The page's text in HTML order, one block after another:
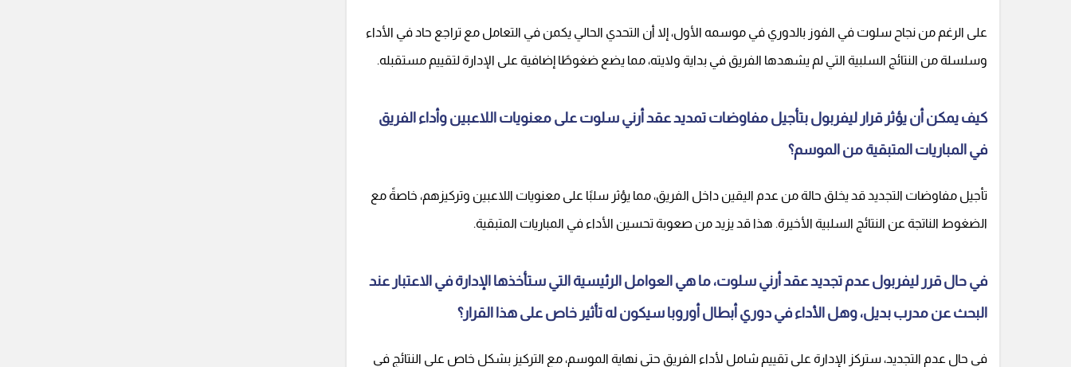
على الرغم من نجاح سلوت في الفوز بالدوري في موسمه الأول، إلا أن التحدي الحالي يكمن في التعامل مع تراجع حاد في الأداء
وسلسلة من النتائج السلبية التي لم يشهدها الفريق في بداية ولايته، مما يضع ضغوطًا إضافية على الإدارة لتقييم مستقبله.
كيف يمكن أن يؤثر قرار ليفربول بتأجيل مفاوضات تمديد عقد أرني سلوت على معنويات اللاعبين وأداء الفريق
في المباريات المتبقية من الموسم؟
تأجيل مفاوضات التجديد قد يخلق حالة من عدم اليقين داخل الفريق، مما يؤثر سلبًا على معنويات اللاعبين وتركيزهم، خاصةً مع
الضغوط الناتجة عن النتائج السلبية الأخيرة. هذا قد يزيد من صعوبة تحسين الأداء في المباريات المتبقية.
في حال قرر ليفربول عدم تجديد عقد أرني سلوت، ما هي العوامل الرئيسية التي ستأخذها الإدارة في الاعتبار عند
البحث عن مدرب بديل، وهل الأداء في دوري أبطال أوروبا سيكون له تأثير خاص على هذا القرار؟
في حال عدم التجديد، ستركز الإدارة على تقييم شامل لأداء الفريق حتى نهاية الموسم، مع التركيز بشكل خاص على النتائج في